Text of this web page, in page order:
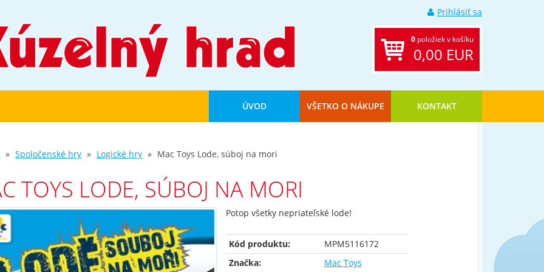
Prihlásiť sa
0 položiek v košíku
0,00 EUR
ÚVOD VŠETKO O NÁKUPE KONTAKT
Spoločenské hry Logické hry Mac Toys Lode, súboj na mori
TOYS LODE, SÚBOJ NA MORI
Potop všetky nepriateľské lode!
Kód produktu:
MPM5116172
Značka:
Mac Toys